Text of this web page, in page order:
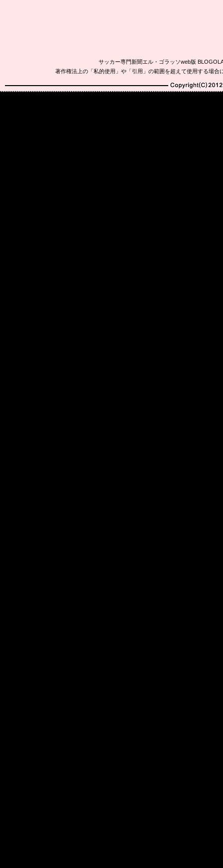
サッカー専門新聞エル・ゴラッソweb版
著作権法上の「私的使用」や「引用」の範囲を超えて使用する場
Copyright(C)2010-